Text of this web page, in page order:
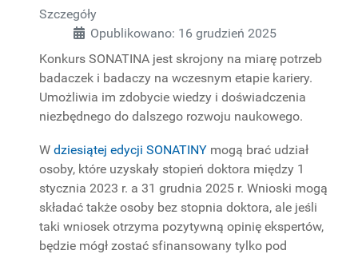
PROJEKTY
Szczegóły
Opublikowano: 16 grudzień 2025
Konkurs SONATINA jest skrojony na miarę potrzeb
badaczek i badaczy na wczesnym etapie kariery.
Umożliwia im zdobycie wiedzy i doświadczenia
niezbędnego do dalszego rozwoju naukowego.
W dziesiątej edycji SONATINY mogą brać udział
osoby, które uzyskały stopień doktora między 1
stycznia 2023 r. a 31 grudnia 2025 r. Wnioski mogą
składać także osoby bez stopnia doktora, ale jeśli
taki wniosek otrzyma pozytywną opinię ekspertów,
będzie mógł zostać sfinansowany tylko pod